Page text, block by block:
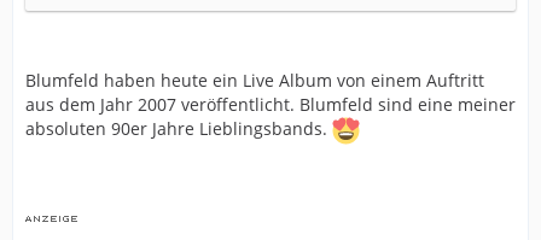
Blumfeld haben heute ein Live Album von einem Auftritt
aus dem Jahr 2007 veröffentlicht. Blumfeld sind eine meiner
absoluten 90er Jahre Lieblingsbands.